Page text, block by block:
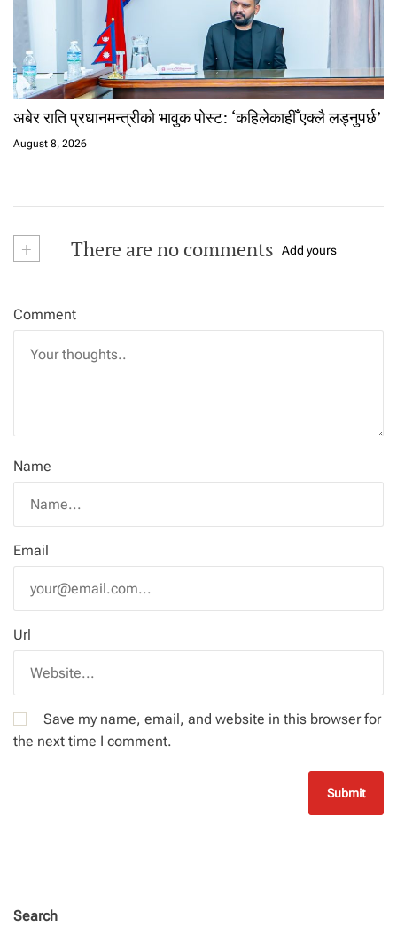
अबेर राति प्रधानमन्त्रीको भावुक पोस्ट: ‘कहिलेकाहीँ एक्लै लड्नुपर्छ’
August 8, 2026
+ There are no comments Add yours
Comment
Name
Email
Url
Save my name, email, and website in this browser for
the next time I comment.
Search